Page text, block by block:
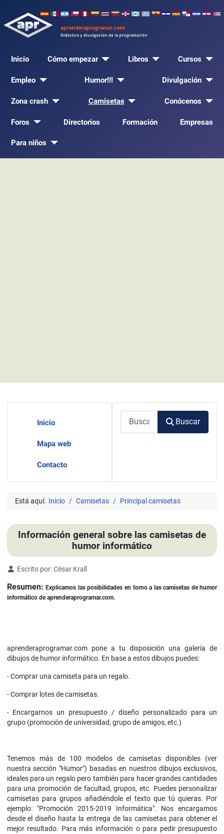
Inicio Cómo empezar Libros Cursos
Empleo Humor!!! Divulgación
Zona crash Camisetas Conócenos
Foros Directorios Formación Empresas
Para niños
Inicio
Mapa web
Contacto
Buscar
Está aquí: Inicio Camisetas Principal camisetas
Información general sobre las camisetas de
humor informático
Detalles
Escrito por:César Krall
Resumen:Explicamos las posibilidades en torno a las camisetas de humor
informático de aprenderaprogramar.com.
aprenderaprogramar.com pone a tu disposición una galería de
dibujos de humor informático. En base a estos dibujos puedes:
- Comprar una camiseta para un regalo.
- Comprar lotes de camisetas.
- Encargarnos un presupuesto / diseño personalizado para un
grupo (promoción de universidad, grupo de amigos, etc.)
Tenemos más de 100 modelos de camisetas disponibles (ver
nuestra sección "Humor") basadas en nuestros dibujos exclusivos,
ideales para un regalo pero también para hacer grandes cantidades
para una promoción de facultad, grupos, etc. Puedes personalizar
camisetas para grupos añadiéndole el texto que tú quieras. Por
ejemplo: "Promoción 2015-2019 Informática". Nos encargamos
desde el diseño hasta la entrega de las camisetas para obtener el
mejor resultado. Para más información o para pedir presupuesto